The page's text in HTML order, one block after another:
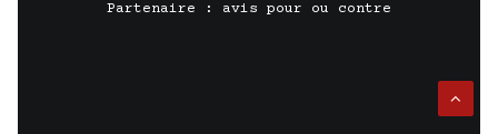
Partenaire : avis pour ou contre